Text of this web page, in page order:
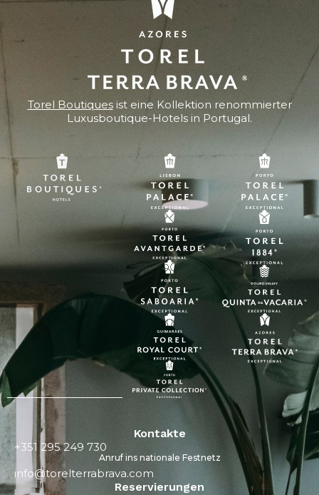
Torel Boutiquesist eine Kollektion renommierter
Luxusboutique-Hotels in Portugal.
Kontakte
+351 295 249 730
Anruf ins nationale Festnetz
info@torelterrabrava.com
Reservierungen